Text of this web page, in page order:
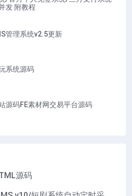
发 附教程
管理系统v2.5更新
系统源码
源码FE素材网交易平台源码
源码